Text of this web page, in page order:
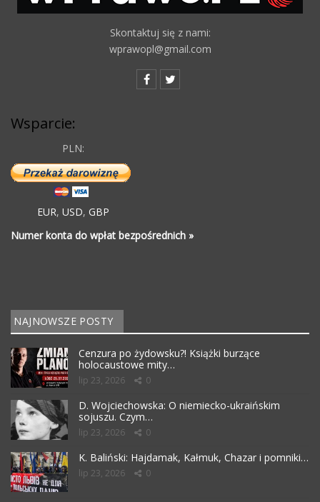
Skontaktuj się z nami:
wprawopl@gmail.com
Wsparcie:
PLN:
EUR, USD, GBP
Numer konta do wpłat bezpośrednich »
NAJNOWSZE POSTY
Cenzura po żydowsku?! Książki burzące
holocaustowe mity…
lip 23, 2026 0
D. Wojciechowska: O niemiecko-ukraińskim
sojuszu. Czym…
lip 23, 2026 0
K. Baliński: Hajdamak, Kałmuk, Chazar i pomniki…
lip 23, 2026 0